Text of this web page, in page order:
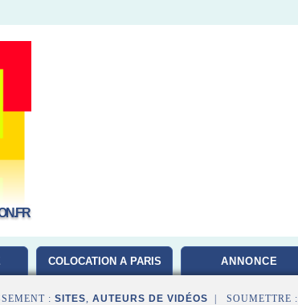
COLOCATION A PARIS ANNONCE
: SITES, AUTEURS DE VIDÉOS | SOUMETTRE :